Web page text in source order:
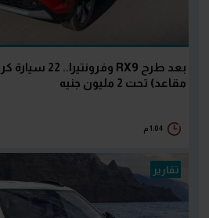
مقاعد) تحت 2 مليون جنيه
1:04 م
تقارير